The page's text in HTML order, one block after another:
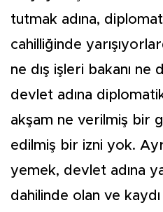
tutmak adına,
cahilliğinde
ne dış işleri bakanı ne
devlet adına
akşam ne verilmiş bir
edilmiş bir izni yok.
yemek, devlet adına
dahilinde olan ve